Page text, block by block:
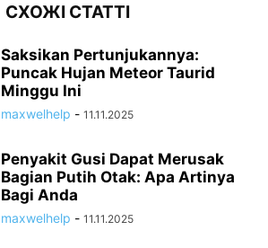
СХОЖІ СТАТТІ
Saksikan Pertunjukannya:
Puncak Hujan Meteor Taurid
Minggu Ini
maxwelhelp - 11.11.2025
Penyakit Gusi Dapat Merusak
Bagian Putih Otak: Apa Artinya
Bagi Anda
maxwelhelp - 11.11.2025